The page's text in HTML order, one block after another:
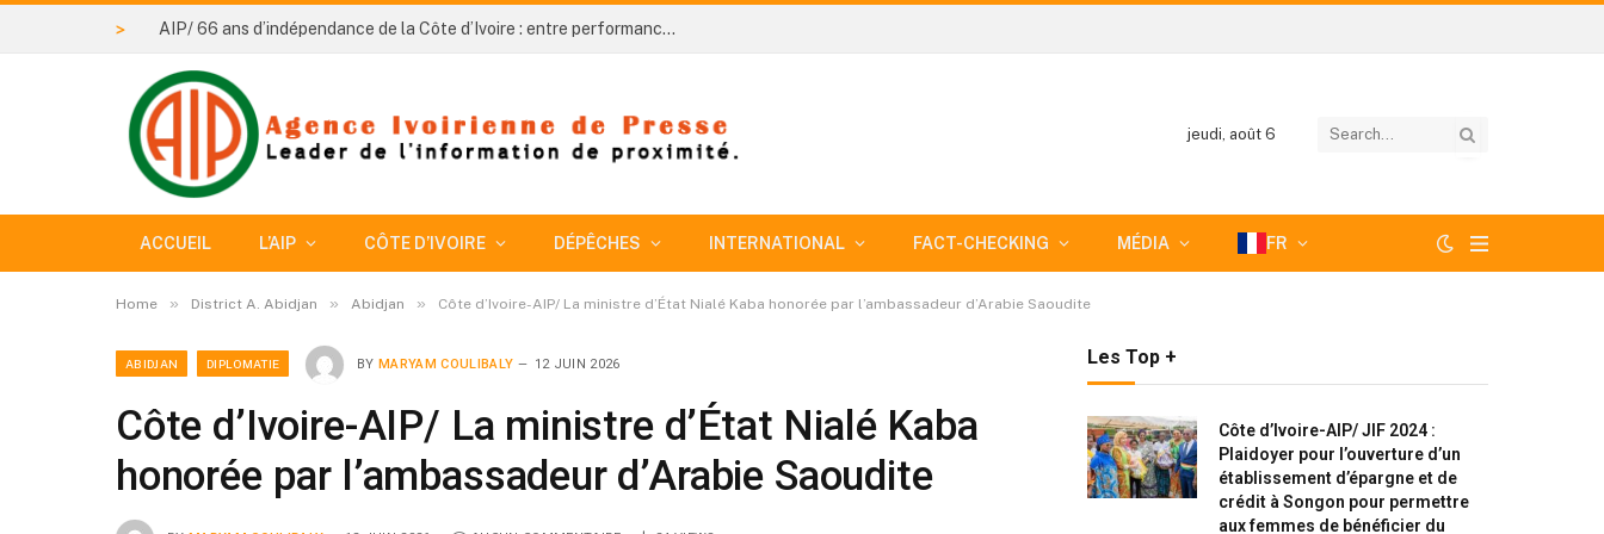
> AIP/ 66 ans d’indépendance de la Côte d’Ivoire : entre performances économiques, défis sociaux et nouveau contrat de développement (Analyse)
jeudi, août 6
ACCUEIL L’AIP CÔTE D’IVOIRE DÉPÊCHES INTERNATIONAL FACT-CHECKING MÉDIA FR
Home » District A. Abidjan » Abidjan » Côte d’Ivoire-AIP/ La ministre d’État Nialé Kaba honorée par l’ambassadeur d’Arabie Saoudite
ABIDJAN DIPLOMATIE BY MARYAM COULIBALY 12 JUIN 2026
Côte d’Ivoire-AIP/ La ministre d’État Nialé Kaba
honorée par l’ambassadeur d’Arabie Saoudite
Les Top +
Côte d’Ivoire-AIP/ JIF 2024 :
Plaidoyer pour l’ouverture d’un
établissement d’épargne et de
crédit à Songon pour permettre
aux femmes de bénéficier du